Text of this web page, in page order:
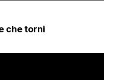
che torni